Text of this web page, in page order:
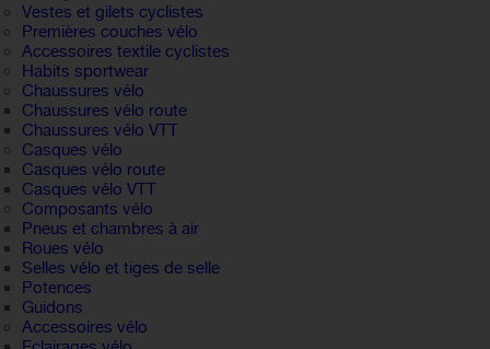
Vestes et gilets cyclistes
Premières couches vélo
Accessoires textile cyclistes
Habits sportwear
Chaussures vélo
Chaussures vélo route
Chaussures vélo VTT
Casques vélo
Casques vélo route
Casques vélo VTT
Composants vélo
Pneus et chambres à air
Roues vélo
Selles vélo et tiges de selle
Potences
Guidons
Accessoires vélo